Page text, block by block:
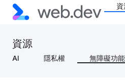
資源
AI 隱私權 無障礙功能